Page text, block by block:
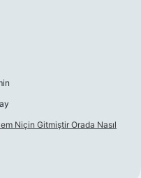
Niçin Gitmiştir Orada Nasıl